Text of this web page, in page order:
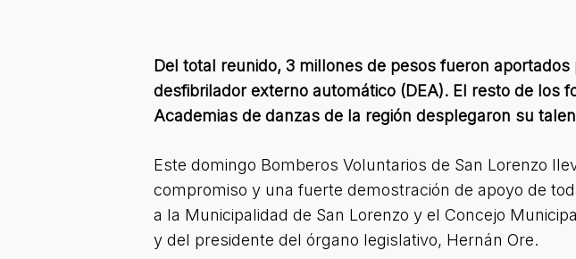
Del total reunido, 3 millones de pesos fueron
desfibrilador externo automático (DEA). El resto de los
Academias de danzas de la región desplegaron su
Este domingo Bomberos Voluntarios de San Lorenzo
compromiso y una fuerte demostración de apoyo de
a la Municipalidad de San Lorenzo y el Concejo
y del presidente del órgano legislativo, Hernán Ore.